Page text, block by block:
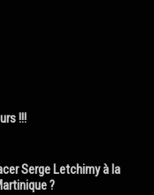
!!!
Serge Letchimy à la
?